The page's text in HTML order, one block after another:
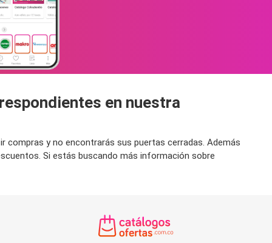
en nuestra
compras y no encontrarás sus puertas cerradas. Además
Si estás buscando más información sobre